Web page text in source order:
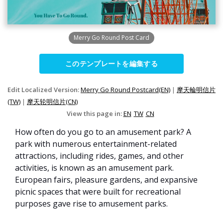
Merry Go Round Post Card
このテンプレートを編集する
Edit Localized Version:Merry Go Round Postcard(EN) | 摩天輪明信片
(TW) | 摩天轮明信片(CN)
View this page in:EN TW CN
How often do you go to an amusement park? A
park with numerous entertainment-related
attractions, including rides, games, and other
activities, is known as an amusement park.
European fairs, pleasure gardens, and expansive
picnic spaces that were built for recreational
purposes gave rise to amusement parks.